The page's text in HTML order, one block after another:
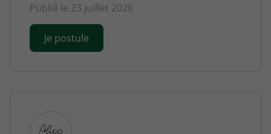
Publié le 23 juillet 2026
Je postule